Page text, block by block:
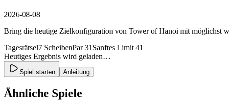
2026-08-08
Bring die heutige Zielkonfiguration von Tower of Hanoi mit möglichst
Tagesrätsel7 ScheibenPar 31 Sanftes Limit 41
Heutiges Ergebnis wird geladen…
Spiel starten Anleitung
Ähnliche Spiele